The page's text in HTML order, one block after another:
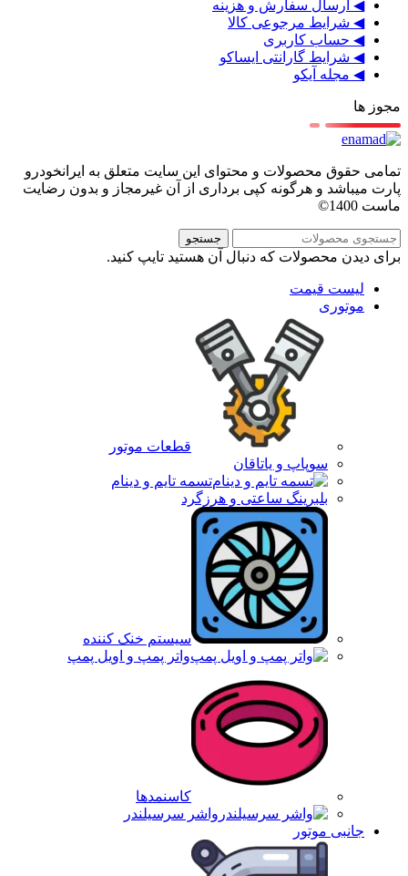
◀ ارسال سفارش و هزینه
◀ شرایط مرجوعی کالا
◀ حساب کاربری
◀ شرایط گارانتی ایساکو
◀ مجله آیکو
مجوز ها
تمامی حقوق محصولات و محتوای این سایت متعلق به ایرانخودرو
پارت میباشد و هرگونه کپی برداری از آن غیرمجاز و بدون رضایت
ماست 1400©
جستجو
برای دیدن محصولات که دنبال آن هستید تایپ کنید.
لیست قیمت
موتوری
قطعات موتور
سوپاپ و یاتاقان
تسمه تایم و دینام
بلبرینگ ساعتی و هرزگرد
سیستم خنک کننده
واتر پمپ و اویل پمپ
کاسنمدها
واشر سرسیلندر
جانبی موتور